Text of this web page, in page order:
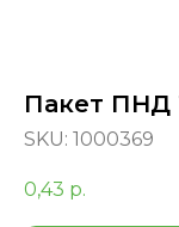
Пакет ПНД
SKU: 1000369
0,43 р.